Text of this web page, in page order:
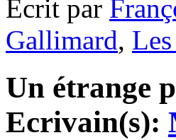
Ecrit par
Gallimard,
Un étrange
Ecrivain(s):